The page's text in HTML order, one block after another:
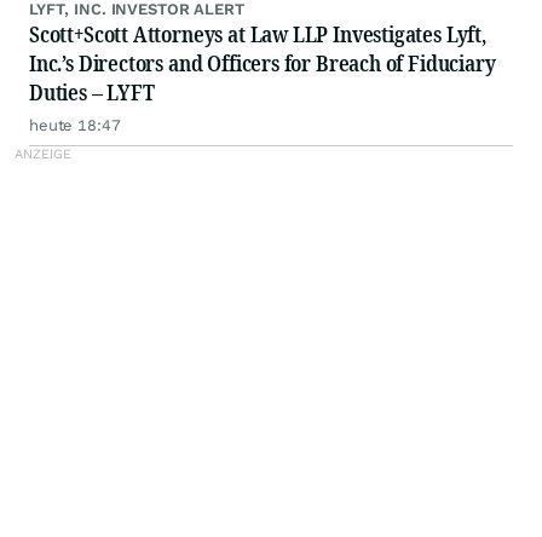
LYFT, INC. INVESTOR ALERT
Scott+Scott Attorneys at Law LLP Investigates Lyft,
Inc.’s Directors and Officers for Breach of Fiduciary
Duties – LYFT
heute 18:47